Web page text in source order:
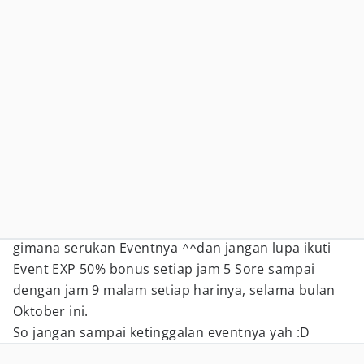
gimana serukan Eventnya ^^dan jangan lupa ikuti
Event EXP 50% bonus setiap jam 5 Sore sampai
dengan jam 9 malam setiap harinya, selama bulan
Oktober ini.
So jangan sampai ketinggalan eventnya yah :D